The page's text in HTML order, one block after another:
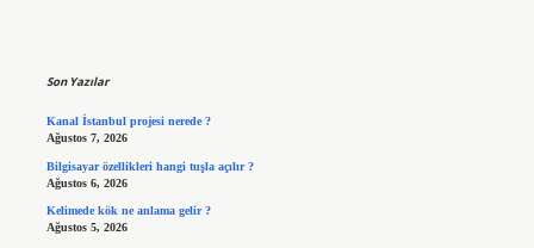
Son Yazılar
Kanal İstanbul projesi nerede ?
Ağustos 7, 2026
Bilgisayar özellikleri hangi tuşla açılır ?
Ağustos 6, 2026
Kelimede kök ne anlama gelir ?
Ağustos 5, 2026